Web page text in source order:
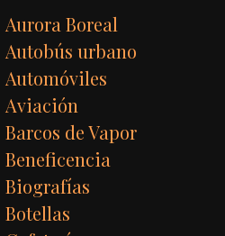
Aurora Boreal
Autobús urbano
Automóviles
Aviación
Barcos de Vapor
Beneficencia
Biografías
Botellas